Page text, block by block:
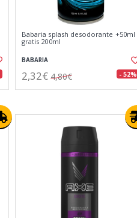
Babaria splash desodorante +50ml
gratis 200ml
BABARIA
2,32€ 4,80€ - 52%